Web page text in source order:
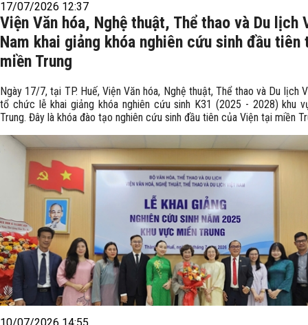
17/07/2026 12:37
Viện Văn hóa, Nghệ thuật, Thể thao và Du lịch
Nam khai giảng khóa nghiên cứu sinh đầu tiên
miền Trung
Ngày 17/7, tại TP. Huế, Viện Văn hóa, Nghệ thuật, Thể thao và Du lịch
tổ chức lễ khai giảng khóa nghiên cứu sinh K31 (2025 - 2028) khu
Trung. Đây là khóa đào tạo nghiên cứu sinh đầu tiên của Viện tại miền